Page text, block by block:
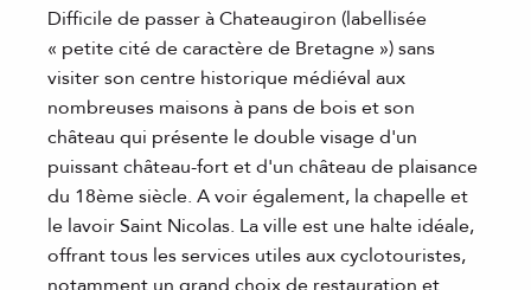
Difficile de passer à Chateaugiron (labellisée
« petite cité de caractère de Bretagne ») sans
visiter son centre historique médiéval aux
nombreuses maisons à pans de bois et son
château qui présente le double visage d'un
puissant château-fort et d'un château de plaisance
du 18ème siècle. A voir également, la chapelle et
le lavoir Saint Nicolas. La ville est une halte idéale,
offrant tous les services utiles aux cyclotouristes,